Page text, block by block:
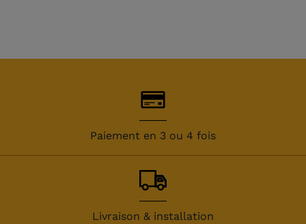
Paiement en 3 ou 4 fois
Livraison & installation